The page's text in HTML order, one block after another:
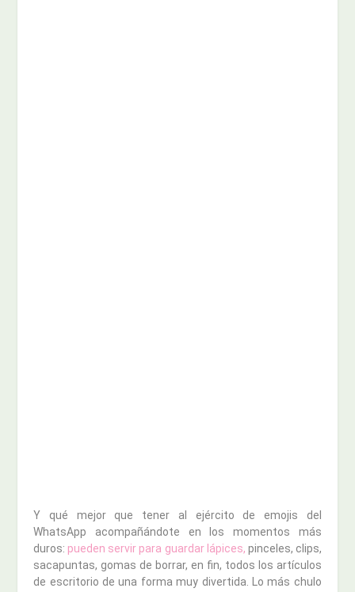
Y qué mejor que tener al ejército de emojis del
WhatsApp acompañándote en los momentos más
duros: pueden servir para guardar lápices, pinceles, clips,
sacapuntas, gomas de borrar, en fin, todos los artículos
de escritorio de una forma muy divertida. Lo más chulo